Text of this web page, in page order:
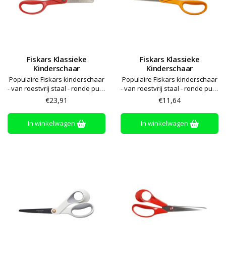
Fiskars Klassieke
Kinderschaar
Populaire Fiskars kinderschaar
- van roestvrij staal - ronde punt
- ergonomische en
comfortabele handvaten
€23,91
In winkelwagen
Fiskars Klassieke
Kinderschaar
Populaire Fiskars kinderschaar
- van roestvrij staal - ronde punt
- ergonomische en
comfortabele handvaten
€11,64
In winkelwagen